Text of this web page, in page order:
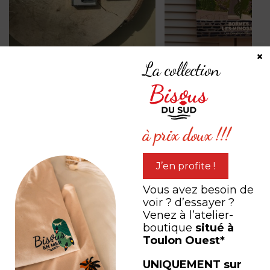
Bormes Les
Bougainvillier - PV
à partir de
PARTAGEZ VOTRE
expérience
#LEB #LESEDITIONSBISOUS
La collection
à prix doux !!!
J’en profite !
Vous avez besoin de
voir ? d’essayer ?
Venez à l’atelier-
boutique situé à
Toulon Ouest*
UNIQUEMENT sur
×